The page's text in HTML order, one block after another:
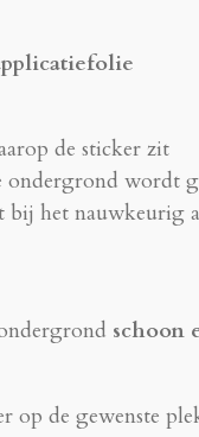
de sticker zit
wordt
bij het nauwkeurig
schoon
op de gewenste